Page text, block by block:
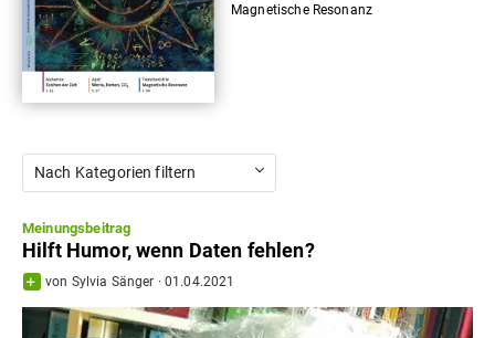
Magnetische Resonanz
Nach Kategorien filtern
Meinungsbeitrag
Hilft Humor, wenn Daten fehlen?
von Sylvia Sänger ·01.04.2021